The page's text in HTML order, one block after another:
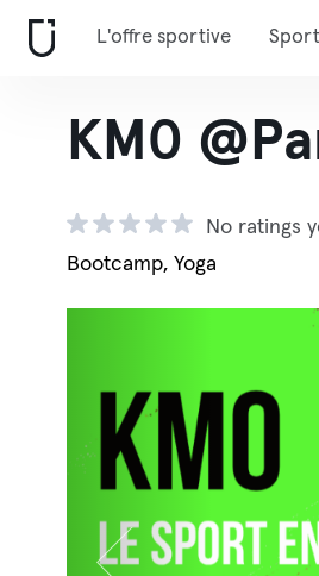
L'offre sportive
KM0
No ratings
Bootcamp, Yoga